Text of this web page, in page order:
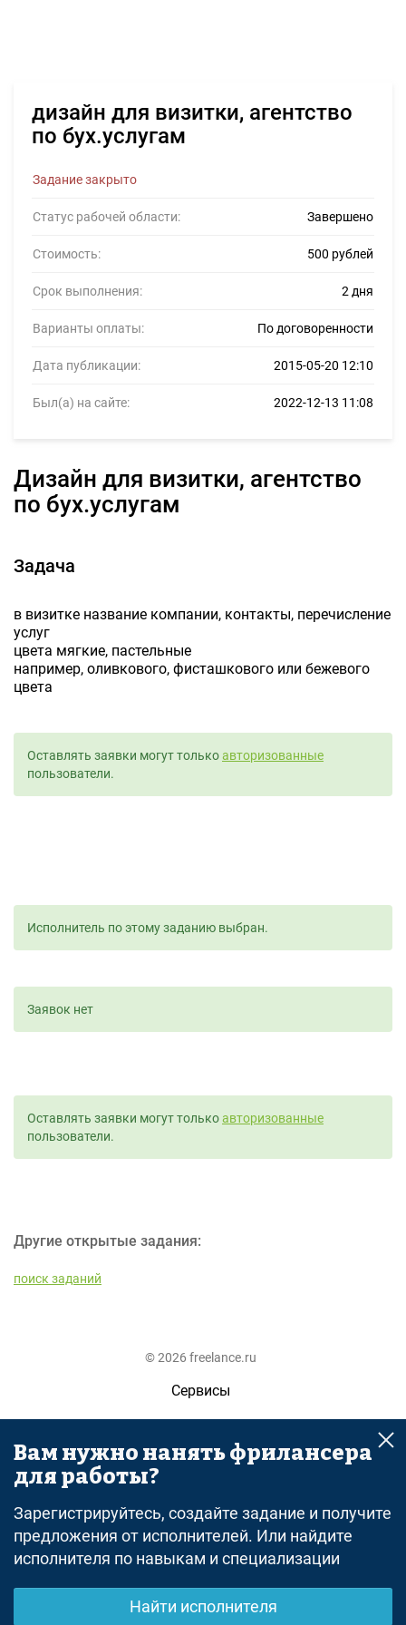
дизайн для визитки, агентство
по бух.услугам
Задание закрыто
Статус рабочей области: Завершено
Стоимость: 500 рублей
Срок выполнения: 2 дня
Варианты оплаты: По договоренности
Дата публикации: 2015-05-20 12:10
Был(а) на сайте: 2022-12-13 11:08
дизайн для визитки, агентство
по бух.услугам
Задача
в визитке название компании, контакты, перечисление
услуг
цвета мягкие, пастельные
например, оливкового, фисташкового или бежевого
цвета
Оставлять заявки могут толькоавторизованные
пользователи.
Исполнитель по этому заданию выбран.
Заявок нет
Оставлять заявки могут толькоавторизованные
пользователи.
Другие открытые задания:
поиск заданий
© 2026 freelance.ru
Сервисы
Помощь
Поиск
Оферта
Политика конфиденциальности
Дисклеймер о ЗоЗПП
Вам нужно нанять фрилансера
для работы?
Зарегистрируйтесь, создайте задание и получите
предложения от исполнителей. Или найдите
исполнителя по навыкам и специализации
Найти исполнителя